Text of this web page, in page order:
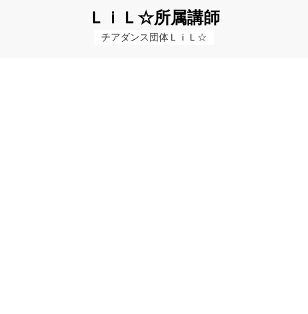
ＬｉＬ☆所属講師
チアダンス団体ＬｉＬ☆